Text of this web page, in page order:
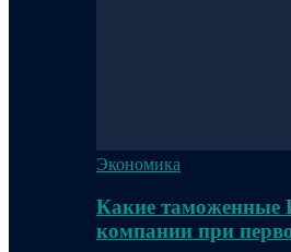
Экономика
Какие таможенные
компании при